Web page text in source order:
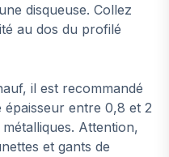
disqueuse. Collez
au dos du profilé
il est recommandé
épaisseur entre 0,8 et 2
Attention,
et gants de